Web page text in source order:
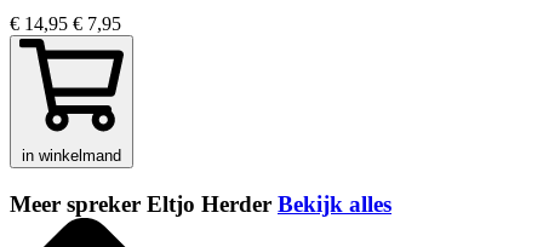
€ 14,95 € 7,95
in winkelmand
Meer spreker Eltjo Herder Bekijk alles